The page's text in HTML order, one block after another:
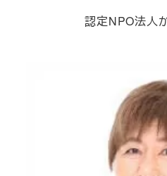
認定NPO法人